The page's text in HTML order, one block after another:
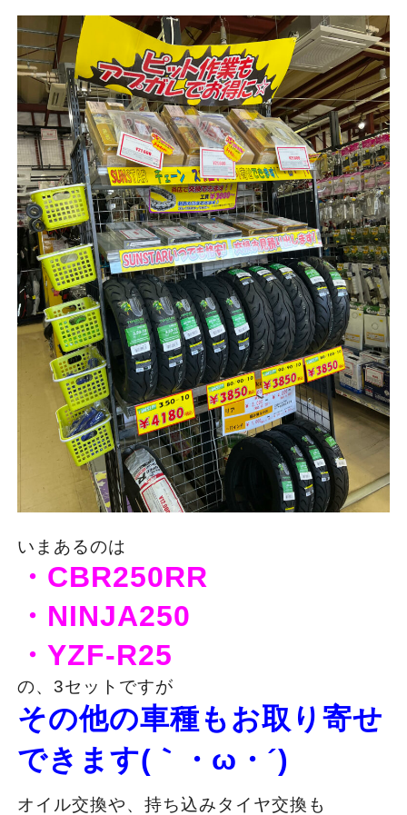
いまあるのは
・CBR250RR
・NINJA250
・YZF-R25
の、3セットですが
その他の車種もお取り寄せ
できます(｀・ω・´)ゞ
オイル交換や、持ち込みタイヤ交換も